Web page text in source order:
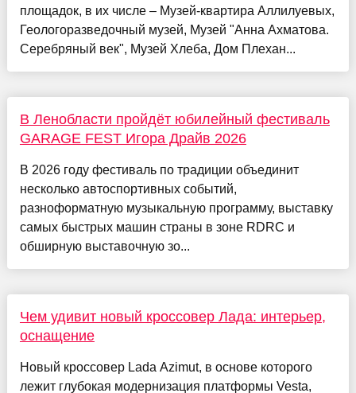
площадок, в их числе – Музей-квартира Аллилуевых,
Геологоразведочный музей, Музей "Анна Ахматова.
Серебряный век", Музей Хлеба, Дом Плехан...
В Ленобласти пройдёт юбилейный фестиваль
GARAGE FEST Игора Драйв 2026
В 2026 году фестиваль по традиции объединит
несколько автоспортивных событий,
разноформатную музыкальную программу, выставку
самых быстрых машин страны в зоне RDRC и
обширную выставочную зо...
Чем удивит новый кроссовер Лада: интерьер,
оснащение
Новый кроссовер Lada Azimut, в основе которого
лежит глубокая модернизация платформы Vesta,